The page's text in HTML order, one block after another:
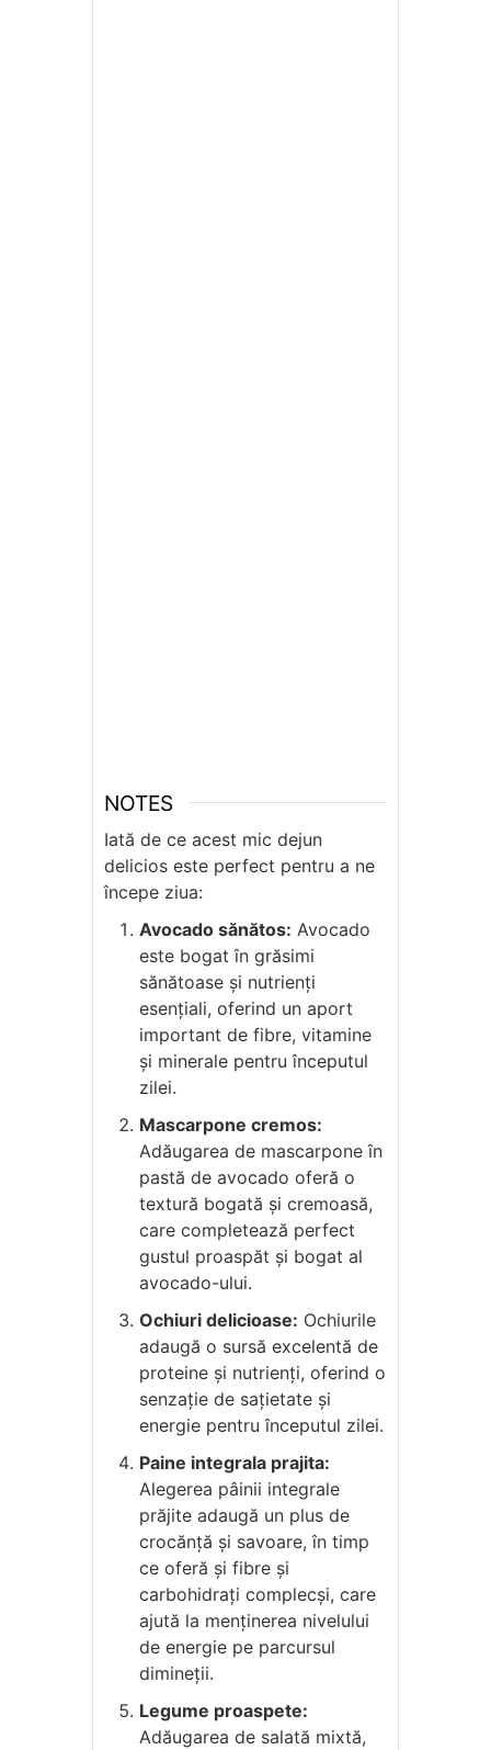
NOTES
Iată de ce acest mic dejun
delicios este perfect pentru a ne
începe ziua:
Avocado sănătos: Avocado
este bogat în grăsimi
sănătoase și nutrienți
esențiali, oferind un aport
important de fibre, vitamine
și minerale pentru începutul
zilei.
Mascarpone cremos:
Adăugarea de mascarpone în
pastă de avocado oferă o
textură bogată și cremoasă,
care completează perfect
gustul proaspăt și bogat al
avocado-ului.
Ochiuri delicioase: Ochiurile
adaugă o sursă excelentă de
proteine și nutrienți, oferind o
senzație de sațietate și
energie pentru începutul zilei.
Paine integrala prajita:
Alegerea pâinii integrale
prăjite adaugă un plus de
crocănță și savoare, în timp
ce oferă și fibre și
carbohidrați complecși, care
ajută la menținerea nivelului
de energie pe parcursul
dimineții.
Legume proaspete:
Adăugarea de salată mixtă,